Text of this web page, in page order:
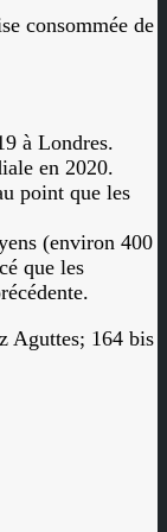
consommée de
à Londres.
en 2020.
point que les
(environ 400
que les
Aguttes; 164 bis